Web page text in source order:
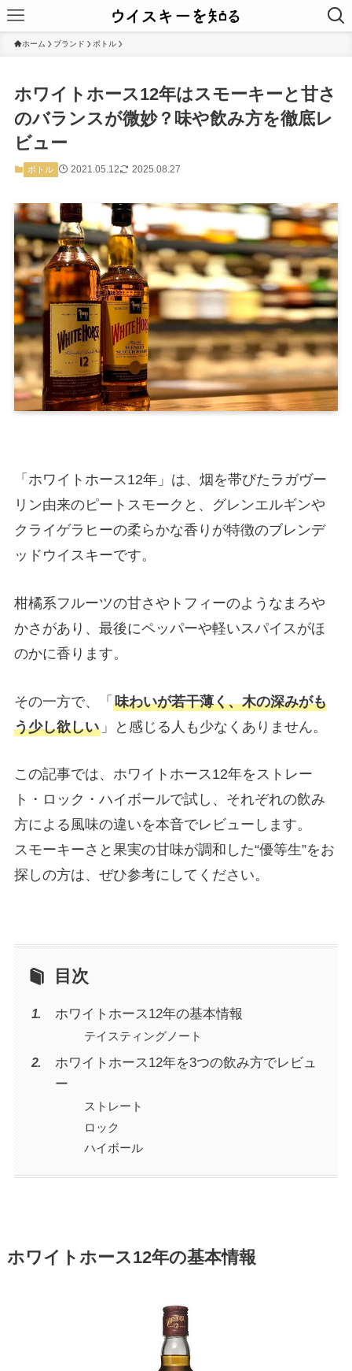
ホーム ブランド ボトル
ホワイトホース12年はスモーキーと甘さ
のバランスが微妙？味や飲み方を徹底レ
ビュー
ボトル 2021.05.12 2025.08.27
「ホワイトホース12年」は、烟を帯びたラガヴー
リン由来のピートスモークと、グレンエルギンや
クライゲラヒーの柔らかな香りが特徴のブレンデ
ッドウイスキーです。
柑橘系フルーツの甘さやトフィーのようなまろや
かさがあり、最後にペッパーや軽いスパイスがほ
のかに香ります。
その一方で、「 味わいが若干薄く、木の深みがも
う少し欲しい」と感じる人も少なくありません。
この記事では、ホワイトホース12年をストレー
ト・ロック・ハイボールで試し、それぞれの飲み
方による風味の違いを本音でレビューします。
スモーキーさと果実の甘味が調和した“優等生”をお
探しの方は、ぜひ参考にしてください。
目次
ホワイトホース12年の基本情報
テイスティングノート
ホワイトホース12年を3つの飲み方でレビュ
ー
ストレート
ロック
ハイボール
ホワイトホース12年の基本情報